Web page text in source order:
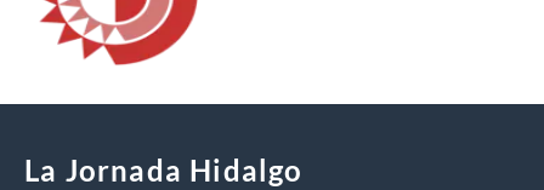
La Jornada Hidalgo